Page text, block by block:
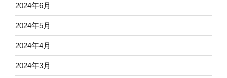
2024年6月
2024年5月
2024年4月
2024年3月